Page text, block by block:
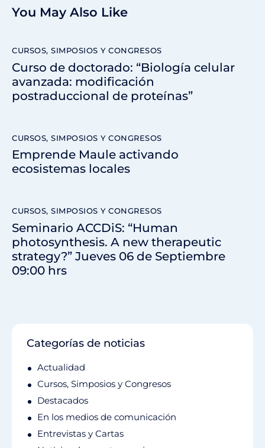
You May Also Like
CURSOS, SIMPOSIOS Y CONGRESOS
Curso de doctorado: “Biología celular
avanzada: modificación
postraduccional de proteínas”
CURSOS, SIMPOSIOS Y CONGRESOS
Emprende Maule activando
ecosistemas locales
CURSOS, SIMPOSIOS Y CONGRESOS
Seminario ACCDiS: “Human
photosynthesis. A new therapeutic
strategy?” Jueves 06 de Septiembre
09:00 hrs
Categorías de noticias
Actualidad
Cursos, Simposios y Congresos
Destacados
En los medios de comunicación
Entrevistas y Cartas